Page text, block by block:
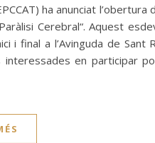
ha anunciat l’obertura
Cerebral“. Aquest
i final a l’Avinguda de Sant
en participar